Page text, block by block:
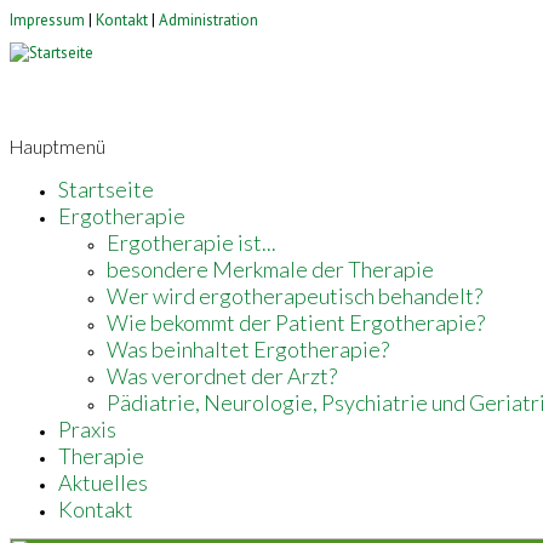
Impressum | Kontakt| Administration
Hauptmenü
Startseite
Ergotherapie
Ergotherapie ist...
besondere Merkmale der Therapie
Wer wird ergotherapeutisch behandelt?
Wie bekommt der Patient Ergotherapie?
Was beinhaltet Ergotherapie?
Was verordnet der Arzt?
Pädiatrie, Neurologie, Psychiatrie und
Praxis
Therapie
Aktuelles
Kontakt